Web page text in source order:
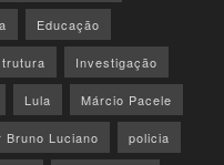
Educação
Investigação
Lula Márcio Pacele
Bruno Luciano policia